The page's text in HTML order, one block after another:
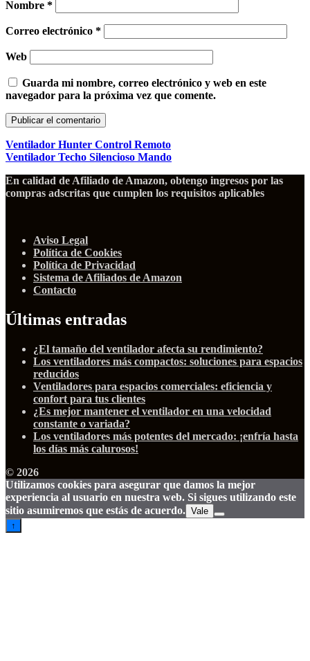
Nombre *
Correo electrónico *
Web
Guarda mi nombre, correo electrónico y web en este
navegador para la próxima vez que comente.
Ventilador Hunter Control Remoto
Ventilador Techo Silencioso Mando
En calidad de Afiliado de Amazon, obtengo ingresos por las
compras adscritas que cumplen los requisitos aplicables
Aviso Legal
Política de Cookies
Política de Privacidad
Sistema de Afiliados de Amazon
Contacto
Últimas entradas
¿El tamaño del ventilador afecta su rendimiento?
Los ventiladores más compactos: soluciones para espacios
reducidos
Ventiladores para espacios comerciales: eficiencia y
confort para tus clientes
¿Es mejor mantener el ventilador en una velocidad
constante o variada?
Los ventiladores más potentes del mercado: ¡enfría hasta
los días más calurosos!
© 2026
Utilizamos cookies para asegurar que damos la mejor
experiencia al usuario en nuestra web. Si sigues utilizando este
sitio asumiremos que estás de acuerdo. Vale
↑